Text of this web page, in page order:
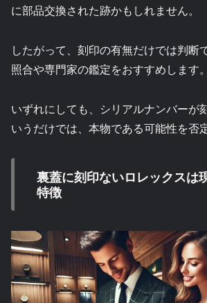
に部品交換された跡かもしれません。
したがって、刻印の有無だけでは判断
照合や専門家の鑑定をおすすめします。
いずれにしても、シリアルナンバーが
いうだけでは、本物である可能性を否
裏蓋に刻印ないロレックスは
特徴